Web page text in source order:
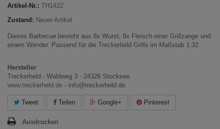
Artikel-Nr.: TH1422
Zustand: Neuer Artikel
Dieses Barbecue besteht aus 8x Wurst, 8x Fleisch einer Grillzange und
einem Wender. Passend für die Treckerheld Grills im Maßstab 1:32.
Hersteller
Treckerheld - Waldweg 3 - 24326 Stocksee
www.treckerheld.de - info@treckerheld.de
Tweet Teilen Google+ Pinterest
Ausdrucken